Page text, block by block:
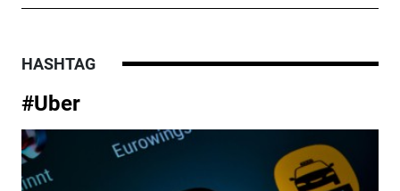
HASHTAG
#Uber